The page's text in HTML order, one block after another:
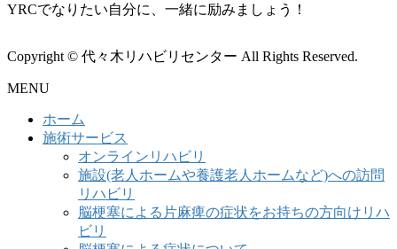
YRCでなりたい自分に、一緒に励みましょう！
Copyright © 代々木リハビリセンター All Rights Reserved.
MENU
ホーム
施術サービス
オンラインリハビリ
施設(老人ホームや養護老人ホームなど)への訪問
リハビリ
脳梗塞による片麻痺の症状をお持ちの方向けリハ
ビリ